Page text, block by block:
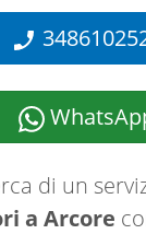
di un
a Arcore